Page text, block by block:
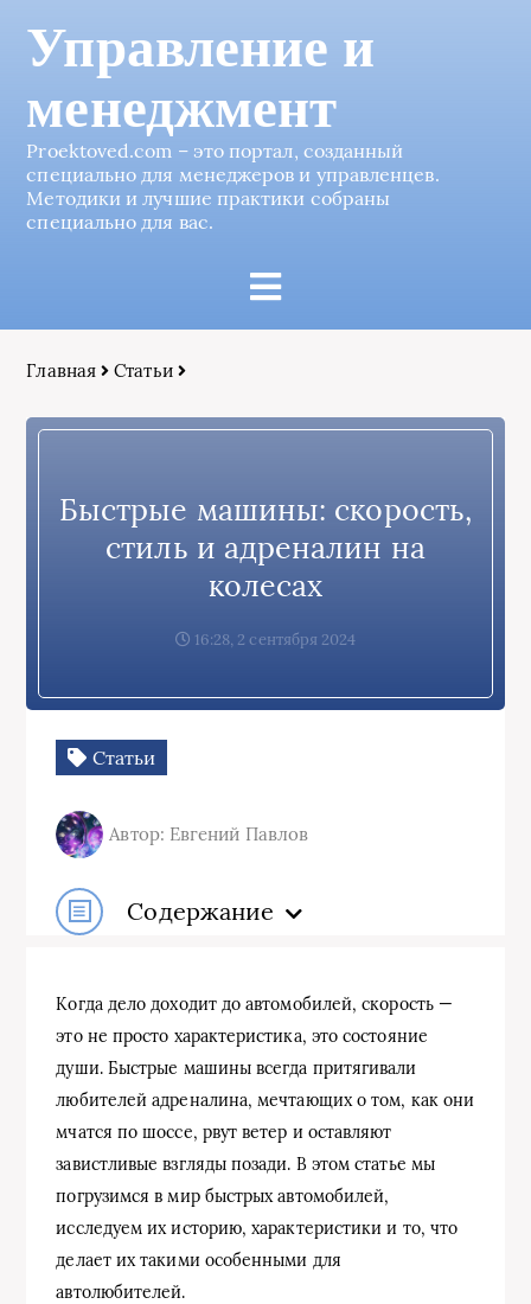
Управление и
менеджмент
Proektoved.com – это портал, созданный
специально для менеджеров и управленцев.
Методики и лучшие практики собраны
специально для вас.
Главная Статьи
Быстрые машины: скорость,
стиль и адреналин на
колесах
16:28, 2 сентября 2024
Статьи
Автор: Евгений Павлов
Содержание
Когда дело доходит до автомобилей, скорость —
это не просто характеристика, это состояние
души. Быстрые машины всегда притягивали
любителей адреналина, мечтающих о том, как они
мчатся по шоссе, рвут ветер и оставляют
завистливые взгляды позади. В этом статье мы
погрузимся в мир быстрых автомобилей,
исследуем их историю, характеристики и то, что
делает их такими особенными для
автолюбителей.